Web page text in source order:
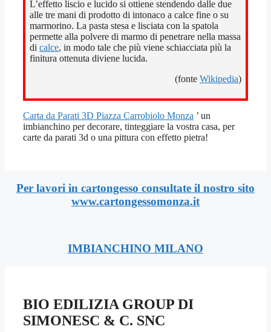
L’effetto liscio e lucido si ottiene stendendo dalle due
alle tre mani di prodotto di intonaco a calce fine o su
marmorino. La pasta stesa e lisciata con la spatola
permette alla polvere di marmo di penetrare nella massa
di calce, in modo tale che più viene schiacciata più la
finitura ottenuta diviene lucida.
(fonte Wikipedia)
Carta da Parati 3D Piazza Carrobiolo Monza ’ un
imbianchino per decorare, tinteggiare la vostra casa, per
carte da parati 3d o una pittura con effetto pietra!
Per lavori in cartongesso consultate il nostro sito
www.cartongessomonza.it
IMBIANCHINO MILANO
BIO EDILIZIA GROUP DI
SIMONESC & C. SNC